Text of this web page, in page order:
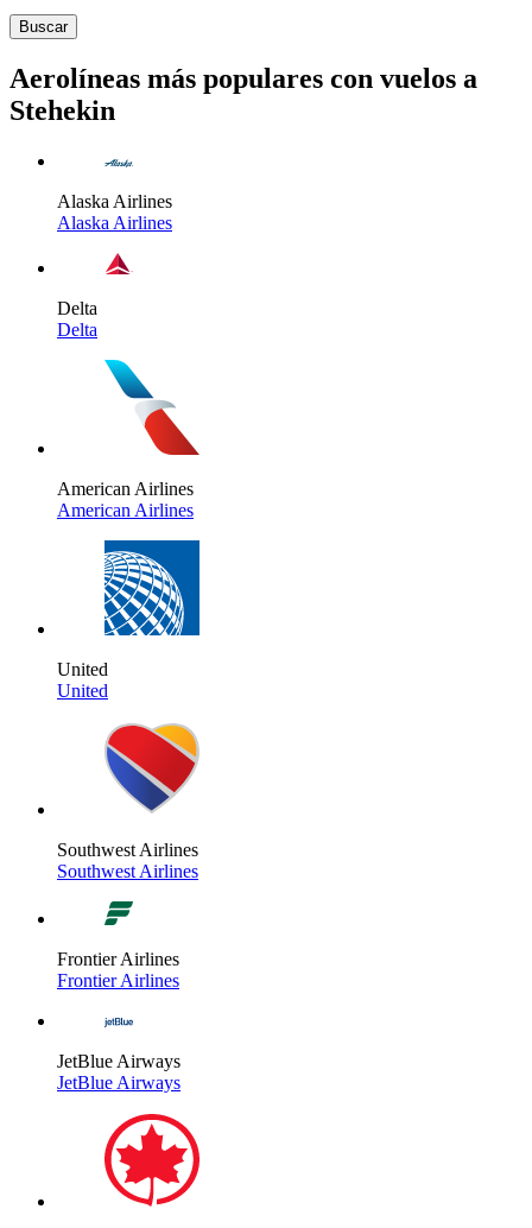
Buscar
Aerolíneas más populares con vuelos a
Stehekin
Alaska Airlines
Alaska Airlines
Delta
Delta
American Airlines
American Airlines
United
United
Southwest Airlines
Southwest Airlines
Frontier Airlines
Frontier Airlines
JetBlue Airways
JetBlue Airways